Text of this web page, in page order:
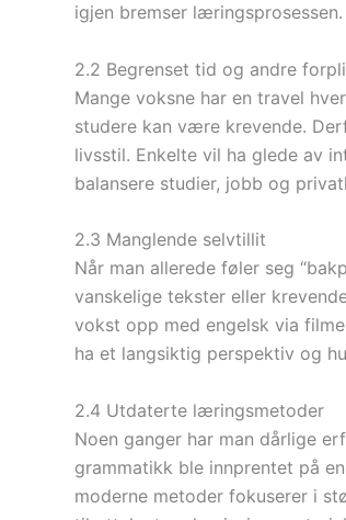
igjen bremser læringsprosessen.
2.2 Begrenset tid og andre
Mange voksne har en travel
studere kan være krevende.
livsstil. Enkelte vil ha glede av
balansere studier, jobb og
2.3 Manglende selvtillit
Når man allerede føler seg
vanskelige tekster eller
vokst opp med engelsk via
ha et langsiktig perspektiv og
2.4 Utdaterte læringsmetoder
Noen ganger har man dårlige
grammatikk ble innprentet på
moderne metoder fokuserer i